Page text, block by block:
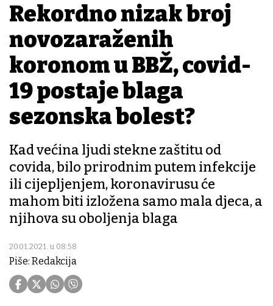
Rekordno nizak broj
novozaraženih
koronom u BBŽ, covid-
19 postaje blaga
sezonska bolest?
Kad većina ljudi stekne zaštitu od
covida, bilo prirodnim putem infekcije
ili cijepljenjem, koronavirusu će
mahom biti izložena samo mala djeca, a
njihova su oboljenja blaga
20.01.2021. u 08:58
Piše: Redakcija